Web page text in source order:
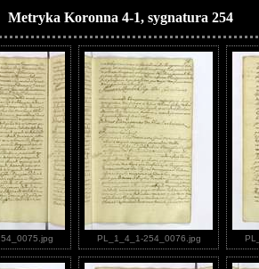
Metryka Koronna 4-1, sygnatura 254
PL_1_4_1-254_0076.jpg